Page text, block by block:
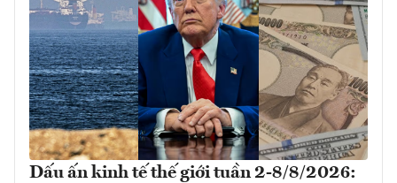
Dấu ấn kinh tế thế giới tuần 2-8/8/2026: